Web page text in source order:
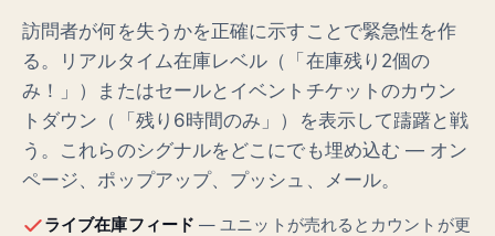
訪問者が何を失うかを正確に示すことで緊急性を作
る。リアルタイム在庫レベル（「在庫残り2個の
み！」）またはセールとイベントチケットのカウン
トダウン（「残り6時間のみ」）を表示して躊躇と戦
う。これらのシグナルをどこにでも埋め込む — オン
ページ、ポップアップ、プッシュ、メール。
ライブ在庫フィード — ユニットが売れるとカウントが更